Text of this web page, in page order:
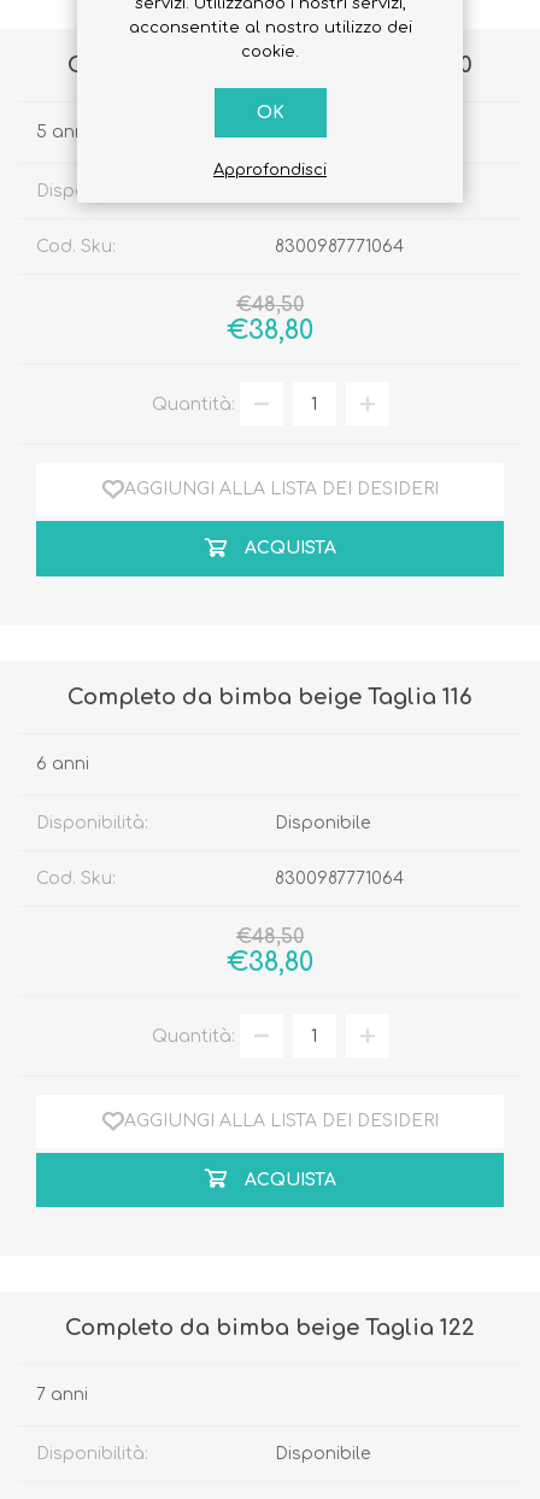
Completo da bimba beige Taglia 110
5 anni
Disponibilità:
Cod. Sku: 8300987771064
€48,50
€38,80
Quantità:
AGGIUNGI ALLA LISTA DEI DESIDERI
ACQUISTA
Completo da bimba beige Taglia 116
6 anni
Disponibilità: Disponibile
Cod. Sku: 8300987771064
€48,50
€38,80
Quantità:
AGGIUNGI ALLA LISTA DEI DESIDERI
ACQUISTA
Completo da bimba beige Taglia 122
7 anni
Disponibilità: Disponibile
acconsentite al nostro utilizzo dei
cookie.
OK
Approfondisci